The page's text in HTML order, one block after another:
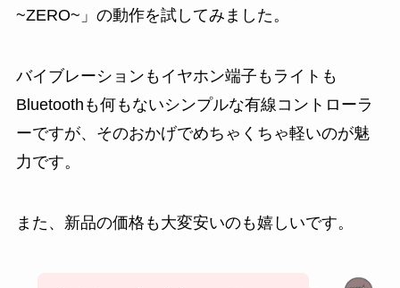
~ZERO~」の動作を試してみました。
バイブレーションもイヤホン端子もライトも
Bluetoothも何もないシンプルな有線コントローラ
ーですが、そのおかげでめちゃくちゃ軽いのが魅
力です。
また、新品の価格も大変安いのも嬉しいです。